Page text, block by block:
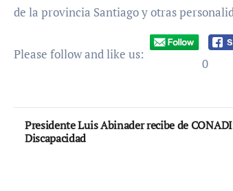
de la provincia Santiago y otras
Please follow and like us:
0
Presidente Luis Abinader recibe de
Discapacidad